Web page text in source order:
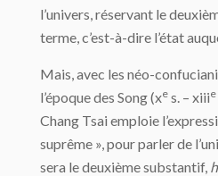
l’univers, réservant le
terme, c’est-à-dire l’état
Mais, avec les néo-
l’époque des Song (xe s. – xiiie
Chang Tsai emploie
suprême », pour parler de
sera le deuxième substantif,